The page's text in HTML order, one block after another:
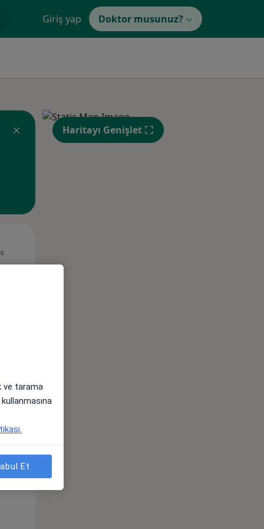
Giriş yap Doktor musunuz?
13 Ağustos
Haritayı Genişlet
ve tarama
Et